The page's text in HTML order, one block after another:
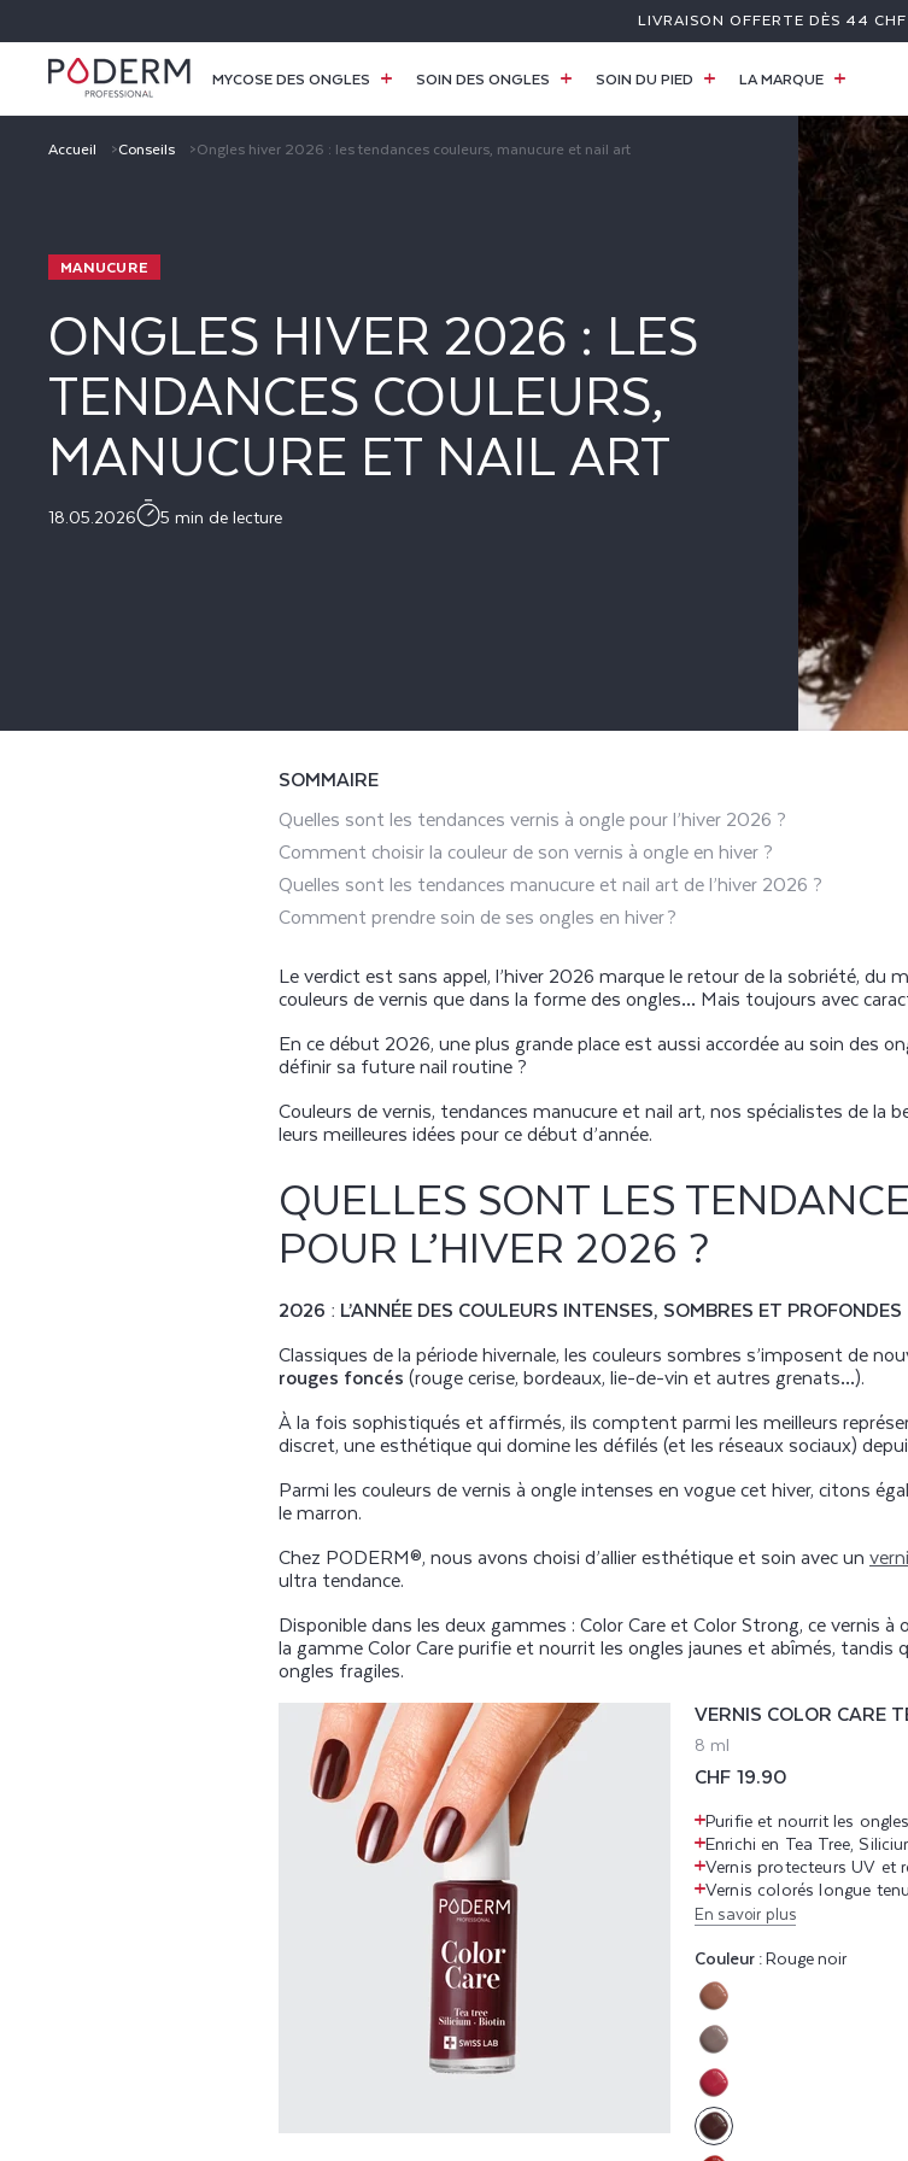
AU
CONTENU
LIVRAISON OFFERTE DÈS 44 CHF
MYCOSE DES ONGLES SOIN DES ONGLES SOIN DU PIED LA MARQUE
Accueil Conseils Ongles hiver 2026 : les tendances couleurs, manucure et nail art
MANUCURE
ONGLES HIVER 2026 : LES
TENDANCES COULEURS,
MANUCURE ET NAIL ART
18.05.2026 5 min de lecture
SOMMAIRE
Quelles sont les tendances vernis à ongle pour l’hiver 2026 ?
Comment choisir la couleur de son vernis à ongle en hiver ?
Quelles sont les tendances manucure et nail art de l’hiver 2026 ?
Comment prendre soin de ses ongles en hiver ?
Le verdict est sans appel, l’hiver 2026 marque le retour de la sobriété, du
couleurs de vernis que dans la forme des ongles… Mais toujours avec
En ce début 2026, une plus grande place est aussi accordée au soin des
définir sa future nail routine ?
Couleurs de vernis, tendances manucure et nail art, nos spécialistes de
leurs meilleures idées pour ce début d’année.
QUELLES SONT LES
POUR L’HIVER 2026 ?
2026 : L’ANNÉE DES COULEURS INTENSES, SOMBRES ET PROFONDES
Classiques de la période hivernale, les couleurs sombres s’imposent de
rouges foncés (rouge cerise, bordeaux, lie-de-vin et autres grenats…).
À la fois sophistiqués et affirmés, ils comptent parmi les meilleurs
discret, une esthétique qui domine les défilés (et les réseaux sociaux)
Parmi les couleurs de vernis à ongle intenses en vogue cet hiver, citons
le marron.
Chez PODERM®, nous avons choisi d’allier esthétique et soin avec un
ultra tendance.
Disponible dans les deux gammes : Color Care et Color Strong, ce vernis
la gamme Color Care purifie et nourrit les ongles jaunes et abîmés, tandis
ongles fragiles.
VERNIS COLOR CARE
8 ml
Prix
CHF 19.90
Purifie et nourrit les
Enrichi en Tea Tree,
Vernis protecteurs UV et
Vernis colorés longue
En savoir plus
Couleur :Rouge noir
Variante
épuisée
ou
indisponible
Variante
épuisée
ou
indisponible
Variante
épuisée